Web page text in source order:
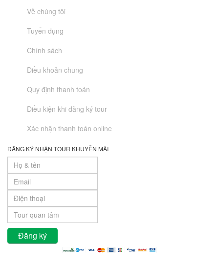
Về chúng tôi
Tuyển dụng
Chính sách
Điều khoản chung
Quy định thanh toán
Điều kiện khi đăng ký tour
Xác nhận thanh toán online
ĐĂNG KÝ NHẬN TOUR KHUYỄN MÃI